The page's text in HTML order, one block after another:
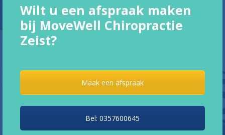
Wilt u een afspraak maken
bij MoveWell Chiropractie
Zeist?
Maak een afspraak
Bel: 0357600645